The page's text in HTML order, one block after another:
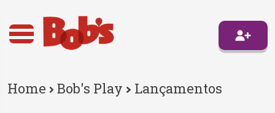
Home Bob's Play Lançamentos